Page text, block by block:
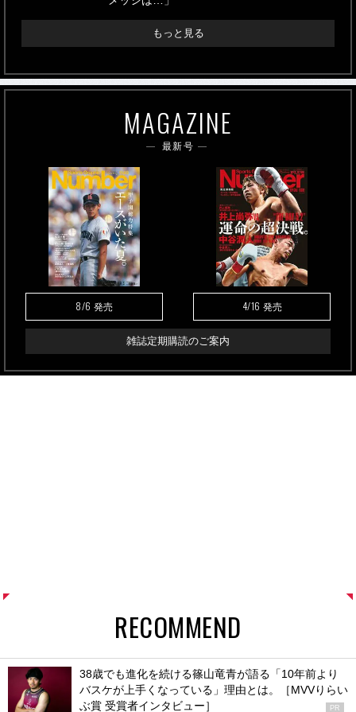
もっと見る
MAGAZINE
最新号
8/6 発売 4/16 発売
雑誌定期購読のご案内
RECOMMEND
38歳でも進化を続ける篠山竜青が語る「10年前より
バスケが上手くなっている」理由とは。［MVVりらい
ぶ賞 受賞者インタビュー］
PR